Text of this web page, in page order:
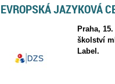
EVROPSKÁ JAZYKOVÁ
Praha,
školství
Label.